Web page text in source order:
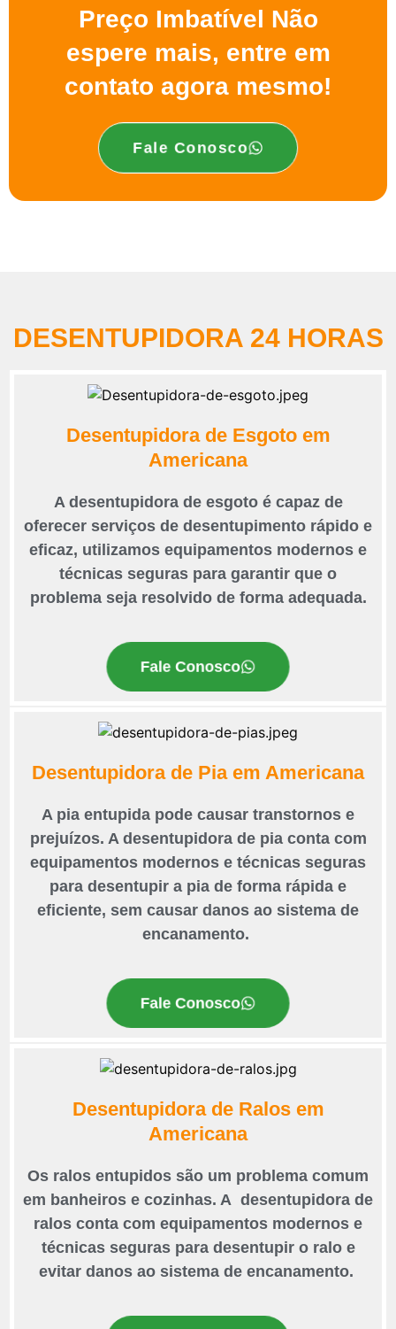
Preço Imbatível Não
espere mais, entre em
contato agora mesmo!
Fale Conosco
DESENTUPIDORA 24 HORAS
Desentupidora de Esgoto em
Americana
A desentupidora de esgoto é capaz de
oferecer serviços de desentupimento rápido e
eficaz, utilizamos equipamentos modernos e
técnicas seguras para garantir que o
problema seja resolvido de forma adequada.
Fale Conosco
Desentupidora de Pia em Americana
A pia entupida pode causar transtornos e
prejuízos. A desentupidora de pia conta com
equipamentos modernos e técnicas seguras
para desentupir a pia de forma rápida e
eficiente, sem causar danos ao sistema de
encanamento.
Fale Conosco
Desentupidora de Ralos em
Americana
Os ralos entupidos são um problema comum
em banheiros e cozinhas. A desentupidora de
ralos conta com equipamentos modernos e
técnicas seguras para desentupir o ralo e
evitar danos ao sistema de encanamento.